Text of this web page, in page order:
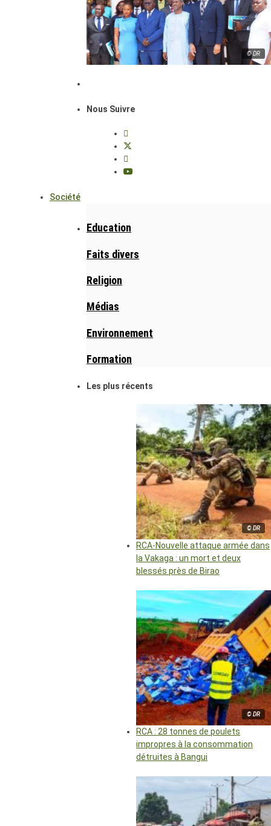
© DR
Nous Suivre
Société
Education
Faits divers
Religion
Médias
Environnement
Formation
Les plus récents
© DR
RCA-Nouvelle attaque armée dans
la Vakaga : un mort et deux
blessés près de Birao
© DR
RCA : 28 tonnes de poulets
impropres à la consommation
détruites à Bangui